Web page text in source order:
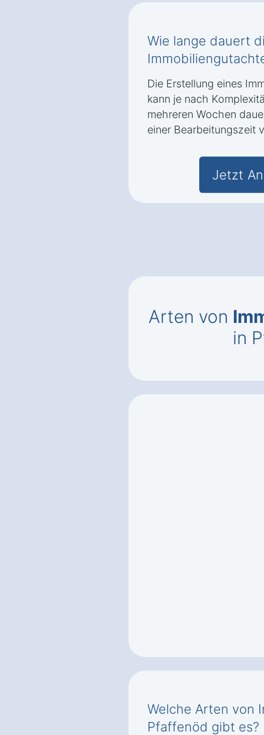
Wie lange dauert
Die Erstellung eines
kann je nach
mehreren Wochen
einer Bearbeitungszeit
Jetzt
Arten von
in
Welche Arten von
Pfaffenöd gibt es?